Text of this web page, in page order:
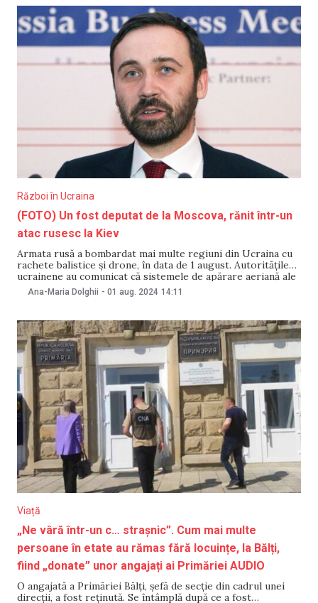
în creșterea prețurilor
Război în Ucraina
(FOTO) Un fost deputat de la Moscova, rănit într-un
atac rusesc la Kiev
Armata rusă a bombardat mai multe regiuni din Ucraina cu
rachete balistice și drone, în data de 1 august. Autoritățile
ucrainene au comunicat că sistemele de apărare aeriană ale
țării au doborât drone deasupra regiunilor Kiev, Poltava,
Herson și Dnipropetrovsk. În urma atacului din regiunea
Ana-Maria Dolghii - 01 aug. 2024 14:11
Viață
„Ne vâră într-un c… strașnic”. Cum mai multe
persoane în etate au rămas fără locuințe, la Bălți,
fiind „donate” unor angajați ai Primăriei AUDIO
O angajată a Primăriei Bălți, șefă de secție din cadrul unei
direcții, a fost reținută. Se întâmplă după ce a fost